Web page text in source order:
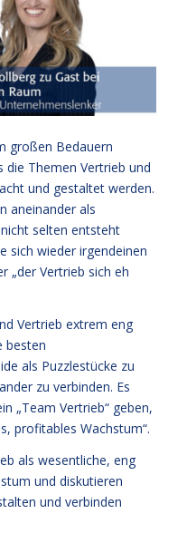
großen Bedauern
Themen Vertrieb und
und gestaltet werden.
aneinander als
selten entsteht
sich wieder irgendeinen
„der Vertrieb sich eh
Vertrieb extrem eng
besten
als Puzzlestücke zu
zu verbinden. Es
„Team Vertrieb“ geben,
profitables Wachstum“.
als wesentliche, eng
und diskutieren
und verbinden